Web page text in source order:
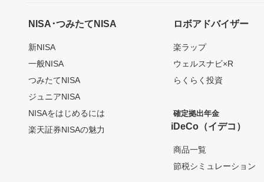
NISA･つみたてNISA
新NISA
一般NISA
つみたてNISA
ジュニアNISA
NISAをはじめるには
楽天証券NISAの魅力
ロボアドバイザー
楽ラップ
ウェルスナビ×R
らくらく投資
確定拠出年金
iDeCo（イデコ）
商品一覧
節税シミュレーション